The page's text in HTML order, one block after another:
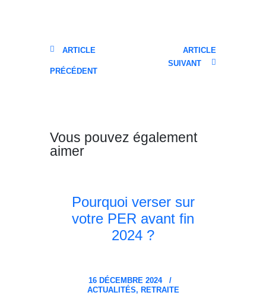
ARTICLE
PRÉCÉDENT
ARTICLE
SUIVANT
Vous pouvez également
aimer
Pourquoi verser sur
votre PER avant fin
2024 ?
16 DÉCEMBRE 2024
ACTUALITÉS, RETRAITE